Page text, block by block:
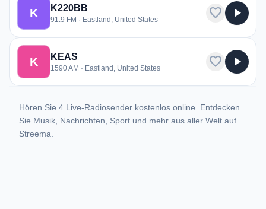
K K220BB
91.9 FM · Eastland, United States favorite play_arrow
K KEAS
1590 AM · Eastland, United States favorite play_arrow
Hören Sie 4 Live-Radiosender kostenlos online. Entdecken
Sie Musik, Nachrichten, Sport und mehr aus aller Welt auf
Streema.